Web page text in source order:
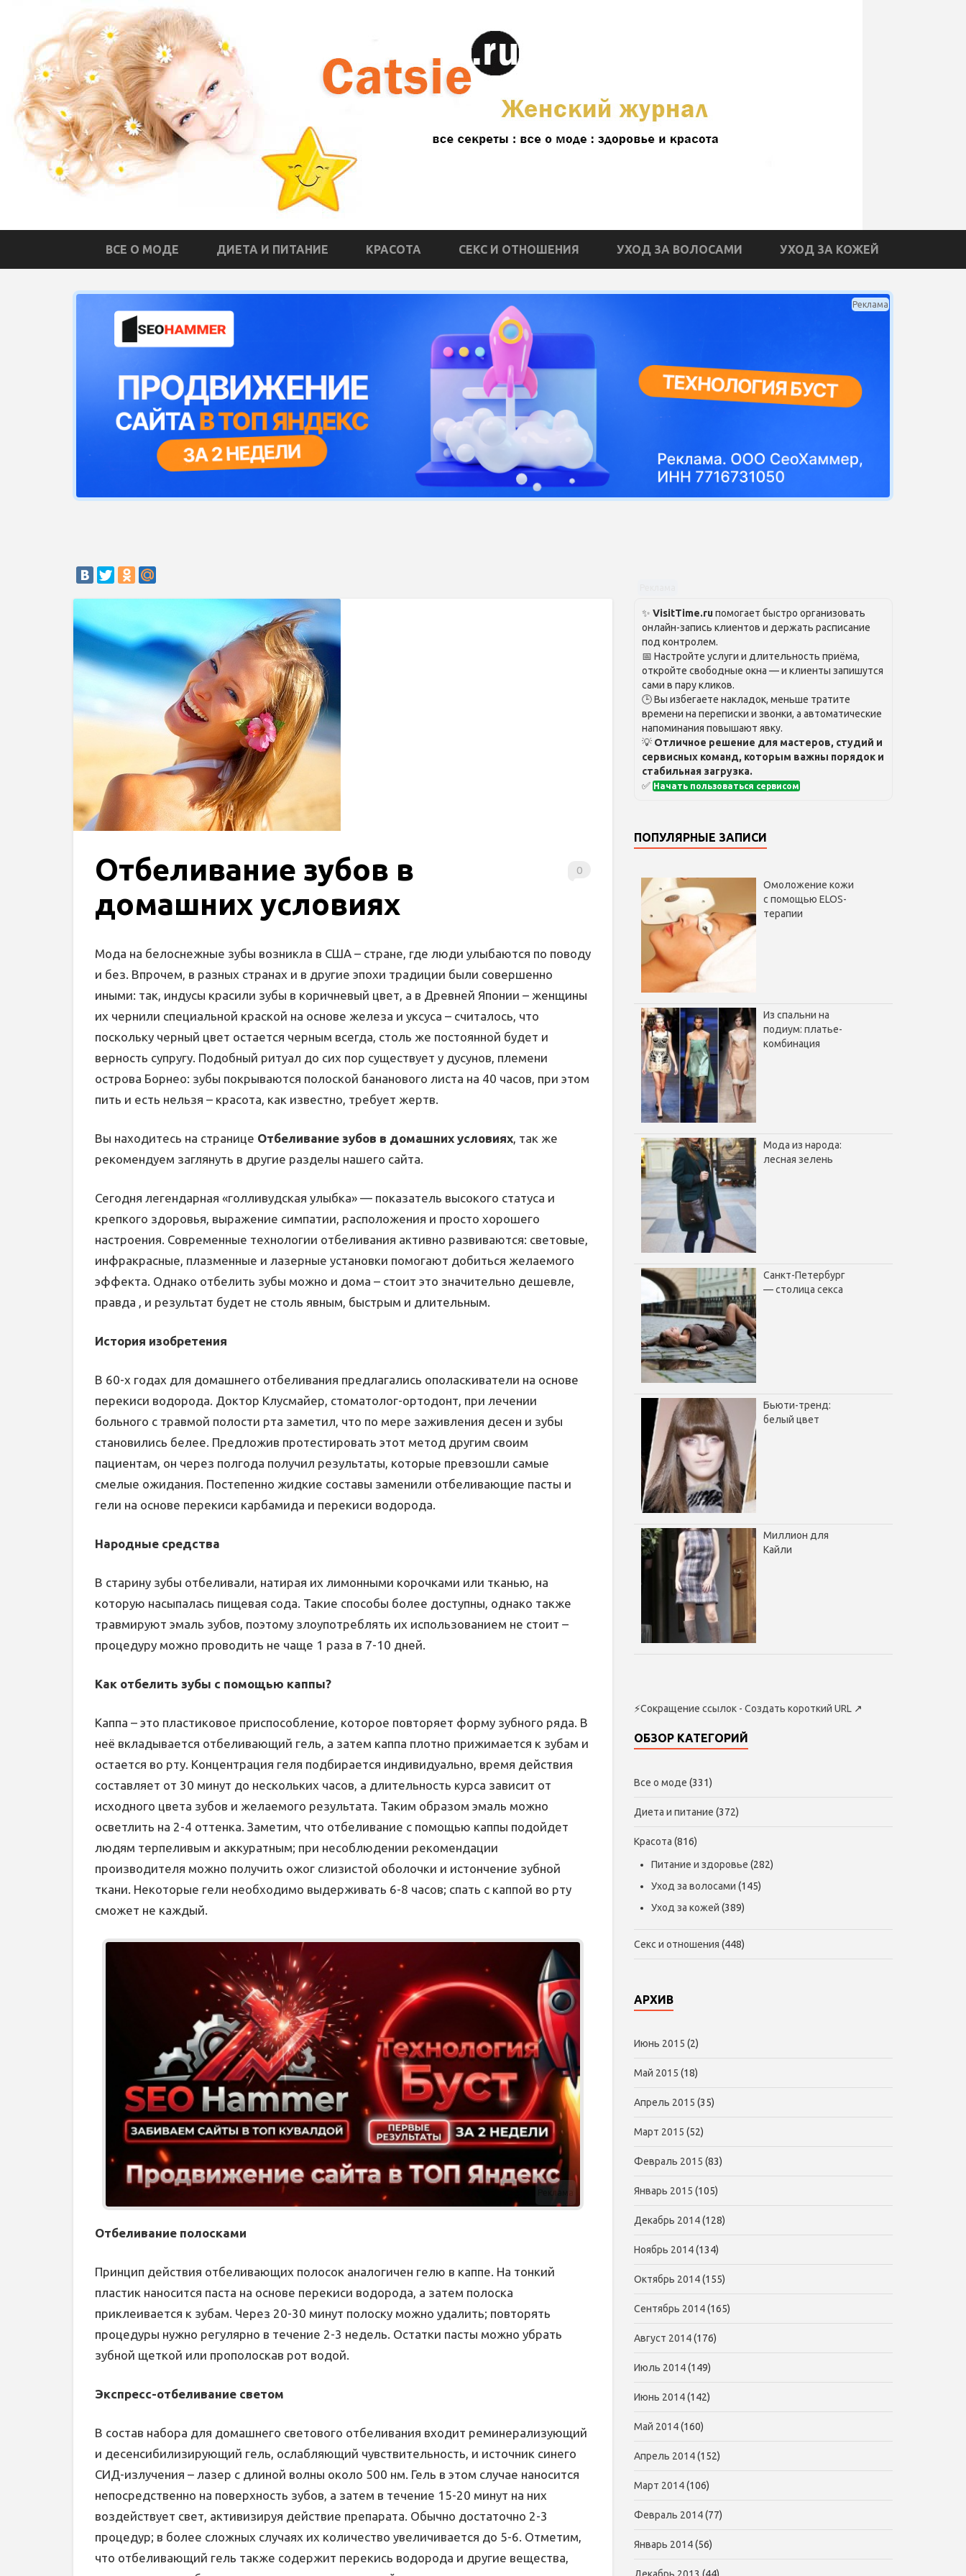
ВСЕ О МОДЕ ДИЕТА И ПИТАНИЕ КРАСОТА СЕКС И ОТНОШЕНИЯ УХОД ЗА ВОЛОСАМИ УХОД ЗА КОЖЕЙ
Реклама
0
Отбеливание зубов в
домашних условиях
Мода на белоснежные зубы возникла в США – стране, где люди улыбаются по поводу
и без. Впрочем, в разных странах и в другие эпохи традиции были совершенно
иными: так, индусы красили зубы в коричневый цвет, а в Древней Японии – женщины
их чернили специальной краской на основе железа и уксуса – считалось, что
поскольку черный цвет остается черным всегда, столь же постоянной будет и
верность супругу. Подобный ритуал до сих пор существует у дусунов, племени
острова Борнео: зубы покрываются полоской бананового листа на 40 часов, при этом
пить и есть нельзя – красота, как известно, требует жертв.
Вы находитесь на странице Отбеливание зубов в домашних условиях, так же
рекомендуем заглянуть в другие разделы нашего сайта.
Сегодня легендарная «голливудская улыбка» — показатель высокого статуса и
крепкого здоровья, выражение симпатии, расположения и просто хорошего
настроения. Современные технологии отбеливания активно развиваются: световые,
инфракрасные, плазменные и лазерные установки помогают добиться желаемого
эффекта. Однако отбелить зубы можно и дома – стоит это значительно дешевле,
правда , и результат будет не столь явным, быстрым и длительным.
История изобретения
В 60-х годах для домашнего отбеливания предлагались ополаскиватели на основе
перекиси водорода. Доктор Клусмайер, стоматолог-ортодонт, при лечении
больного с травмой полости рта заметил, что по мере заживления десен и зубы
становились белее. Предложив протестировать этот метод другим своим
пациентам, он через полгода получил результаты, которые превзошли самые
смелые ожидания. Постепенно жидкие составы заменили отбеливающие пасты и
гели на основе перекиси карбамида и перекиси водорода.
Народные средства
В старину зубы отбеливали, натирая их лимонными корочками или тканью, на
которую насыпалась пищевая сода. Такие способы более доступны, однако также
травмируют эмаль зубов, поэтому злоупотреблять их использованием не стоит –
процедуру можно проводить не чаще 1 раза в 7-10 дней.
Как отбелить зубы с помощью каппы?
Каппа – это пластиковое приспособление, которое повторяет форму зубного ряда. В
неё вкладывается отбеливающий гель, а затем каппа плотно прижимается к зубам и
остается во рту. Концентрация геля подбирается индивидуально, время действия
составляет от 30 минут до нескольких часов, а длительность курса зависит от
исходного цвета зубов и желаемого результата. Таким образом эмаль можно
осветлить на 2-4 оттенка. Заметим, что отбеливание с помощью каппы подойдет
людям терпеливым и аккуратным; при несоблюдении рекомендации
производителя можно получить ожог слизистой оболочки и истончение зубной
ткани. Некоторые гели необходимо выдерживать 6-8 часов; спать с каппой во рту
сможет не каждый.
Реклама
Отбеливание полосками
Принцип действия отбеливающих полосок аналогичен гелю в каппе. На тонкий
пластик наносится паста на основе перекиси водорода, а затем полоска
приклеивается к зубам. Через 20-30 минут полоску можно удалить; повторять
процедуры нужно регулярно в течение 2-3 недель. Остатки пасты можно убрать
зубной щеткой или прополоскав рот водой.
Экспресс-отбеливание светом
В состав набора для домашнего светового отбеливания входит реминерализующий
и десенсибилизирующий гель, ослабляющий чувствительность, и источник синего
СИД-излучения – лазер с длиной волны около 500 нм. Гель в этом случае наносится
непосредственно на поверхность зубов, а затем в течение 15-20 минут на них
воздействует свет, активизируя действие препарата. Обычно достаточно 2-3
процедур; в более сложных случаях их количество увеличивается до 5-6. Отметим,
что отбеливающий гель также содержит перекись водорода и другие вещества,
✨ VisitTime.ruпомогает быстро организовать
онлайн-запись клиентов и держать расписание
под контролем.
📅 Настройте услуги и длительность приёма,
откройте свободные окна — и клиенты запишутся
сами в пару кликов.
🕒 Вы избегаете накладок, меньше тратите
времени на переписки и звонки, а автоматические
напоминания повышают явку.
💡 Отличное решение для мастеров, студий и
сервисных команд, которым важны порядок и
стабильная загрузка.
✅ Начать пользоваться сервисом
ПОПУЛЯРНЫЕ ЗАПИСИ
Омоложение кожи
с помощью ELOS-
терапии
Из спальни на
подиум: платье-
комбинация
Мода из народа:
лесная зелень
Санкт-Петербург
— столица секса
Бьюти-тренд:
белый цвет
Миллион для
Кайли
⚡Сокращение ссылок - Создать короткий URL ↗
ОБЗОР КАТЕГОРИЙ
Все о моде (331)
Диета и питание (372)
Красота (816)
Питание и здоровье (282)
Уход за волосами (145)
Уход за кожей (389)
Секс и отношения (448)
АРХИВ
Июнь 2015 (2)
Май 2015 (18)
Апрель 2015 (35)
Март 2015 (52)
Февраль 2015 (83)
Январь 2015 (105)
Декабрь 2014(128)
Ноябрь 2014(134)
Октябрь 2014(155)
Сентябрь 2014(165)
Август 2014(176)
Июль 2014(149)
Июнь 2014(142)
Май 2014(160)
Апрель 2014(152)
Март 2014(106)
Февраль 2014(77)
Январь 2014(56)
Декабрь 2013 (44)